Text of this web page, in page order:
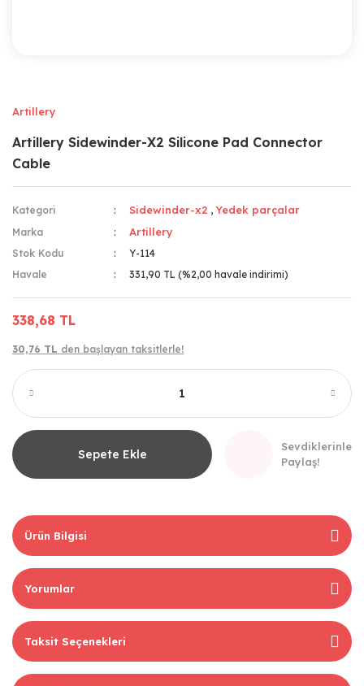
Artillery
Artillery Sidewinder-X2 Silicone Pad Connector
Cable
Kategori Sidewinder-x2 ,Yedek parçalar
Marka Artillery
Stok Kodu
Y-114
Havale
331,90 TL (%2,00 havale indirimi)
338,68 TL
30,76 TL den başlayan taksitlerle!
Sepete Ekle
Sevdiklerinle
Paylaş!
Ürün Bilgisi
Yorumlar
Taksit Seçenekleri